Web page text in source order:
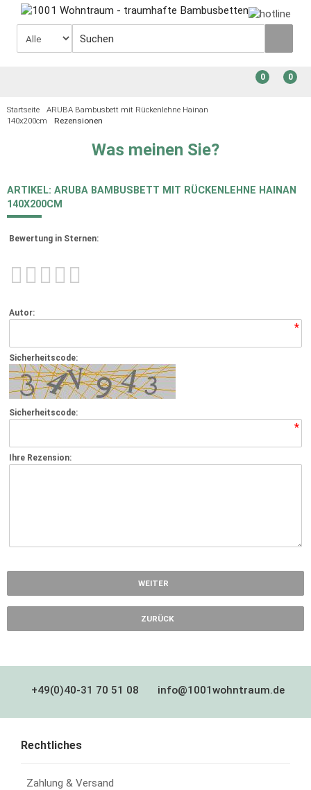
0
0
Startseite
ARUBA Bambusbett mit Rückenlehne Hainan
140x200cm
Rezensionen
Was meinen Sie?
ARTIKEL: ARUBA BAMBUSBETT MIT RÜCKENLEHNE HAINAN
140X200CM
Bewertung in Sternen:
Autor:
*
Sicherheitscode:
Sicherheitscode:
*
Ihre Rezension:
WEITER
ZURÜCK
+49(0)40-31 70 51 08 info@1001wohntraum.de
Rechtliches
Zahlung & Versand